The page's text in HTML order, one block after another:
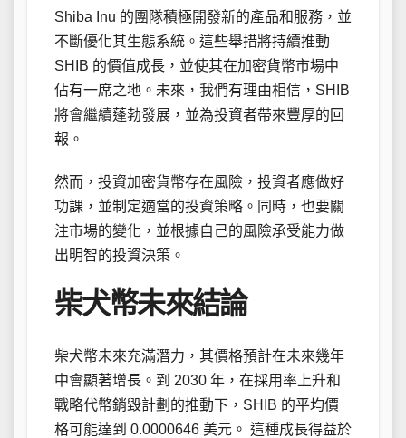
Shiba Inu 的團隊積極開發新的產品和服務，並
不斷優化其生態系統。這些舉措將持續推動
SHIB 的價值成長，並使其在加密貨幣市場中
佔有一席之地。未來，我們有理由相信，SHIB
將會繼續蓬勃發展，並為投資者帶來豐厚的回
報。
然而，投資加密貨幣存在風險，投資者應做好
功課，並制定適當的投資策略。同時，也要關
注市場的變化，並根據自己的風險承受能力做
出明智的投資決策。
柴犬幣未來結論
柴犬幣未來充滿潛力，其價格預計在未來幾年
中會顯著增長。到 2030 年，在採用率上升和
戰略代幣銷毀計劃的推動下，SHIB 的平均價
格可能達到 0.0000646 美元。 這種成長得益於